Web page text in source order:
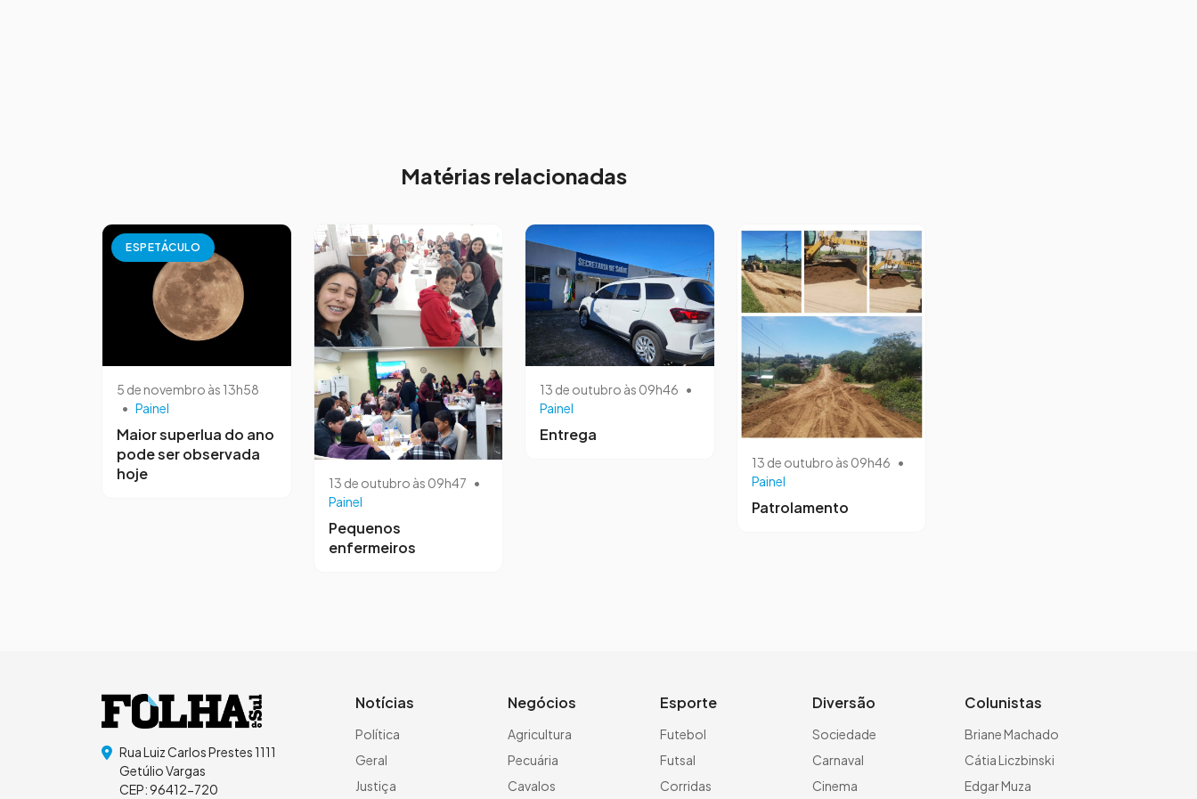
Matérias relacionadas
ESPETÁCULO
5 de novembro às 13h58
• Painel
Maior superlua do ano
pode ser observada
hoje
13 de outubro às 09h47 •
Painel
Pequenos
enfermeiros
13 de outubro às 09h46 •
Painel
Entrega
13 de outubro às 09h46 •
Painel
Patrolamento
Rua Luiz Carlos Prestes 1111
Getúlio Vargas
CEP: 96412-720
Notícias
Política
Geral
Justiça
Negócios
Agricultura
Pecuária
Cavalos
Esporte
Futebol
Futsal
Corridas
Diversão
Sociedade
Carnaval
Cinema
Colunistas
Briane Machado
Cátia Liczbinski
Edgar Muza